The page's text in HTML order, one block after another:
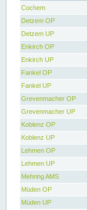
Cochem
Detzem OP
Detzem UP
Enkirch OP
Enkirch UP
Fankel OP
Fankel UP
Grevenmacher OP
Grevenmacher UP
Koblenz OP
Koblenz UP
Lehmen OP
Lehmen UP
Mehring AMS
Müden OP
Müden UP